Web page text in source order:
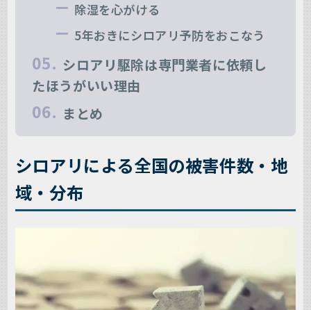
除湿を心がける
5年おきにシロアリ予防をおこなう
シロアリ駆除は専門業者に依頼し
たほうがいい理由
まとめ
シロアリによる全国の被害件数・地
域・分布